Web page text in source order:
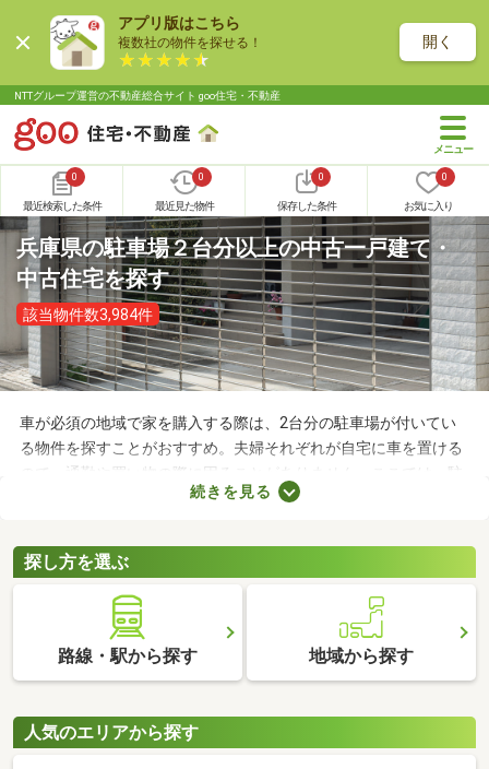
アプリ版はこちら
複数社の物件を探せる！ 開く
NTTグループ運営の不動産総合サイト goo住宅・不動産
0
最近検索した条件
0
最近見た物件
0
保存した条件
0
お気に入り
兵庫県の駐車場２台分以上の中古一戸建て・
中古住宅を探す
該当物件数3,984件
車が必須の地域で家を購入する際は、2台分の駐車場が付いてい
る物件を探すことがおすすめ。夫婦それぞれが自宅に車を置ける
ので、通勤や買い物の際に困ることがありません。ここでは、駐
車場2台分以上を備えている中古の一戸建てを紹介します。物件
トをチェックしましょう。
続きを見る
探し方を選ぶ
路線・駅から探す 地域から探す
人気のエリアから探す